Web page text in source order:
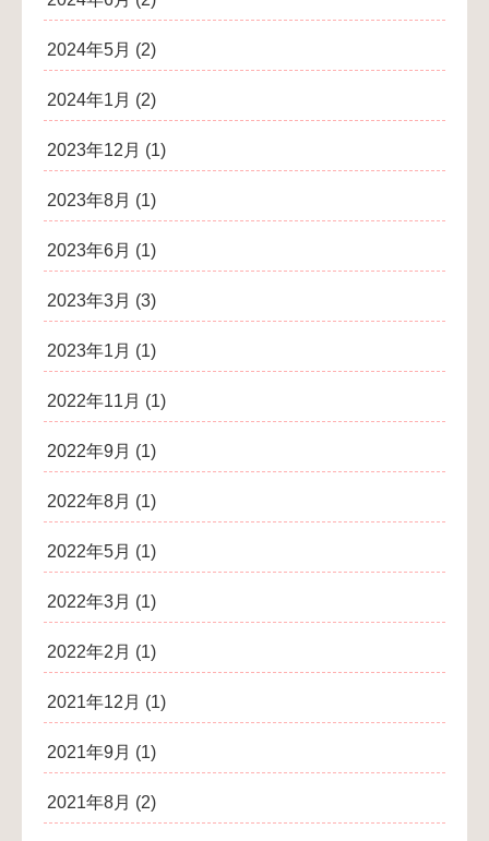
2024年5月 (2)
2024年1月 (2)
2023年12月 (1)
2023年8月 (1)
2023年6月 (1)
2023年3月 (3)
2023年1月 (1)
2022年11月 (1)
2022年9月 (1)
2022年8月 (1)
2022年5月 (1)
2022年3月 (1)
2022年2月 (1)
2021年12月 (1)
2021年9月 (1)
2021年8月 (2)